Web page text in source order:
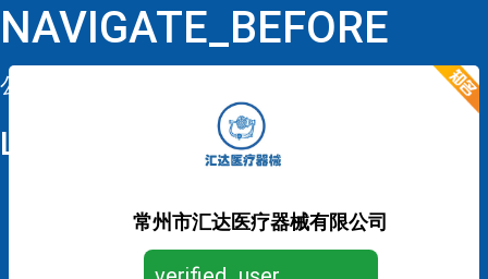
NAVIGATE_BEFORE
公司详情
LOOP
常州市汇达医疗器械有限公司